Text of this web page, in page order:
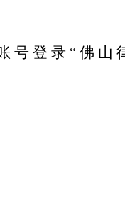
号登录“佛山